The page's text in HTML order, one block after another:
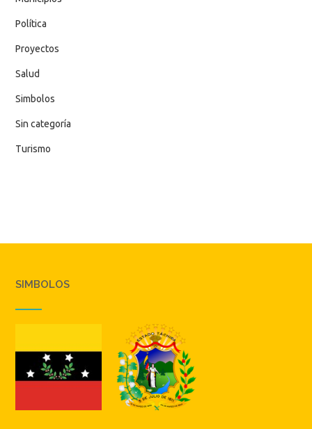
Política
Proyectos
Salud
Simbolos
Sin categoría
Turismo
SIMBOLOS